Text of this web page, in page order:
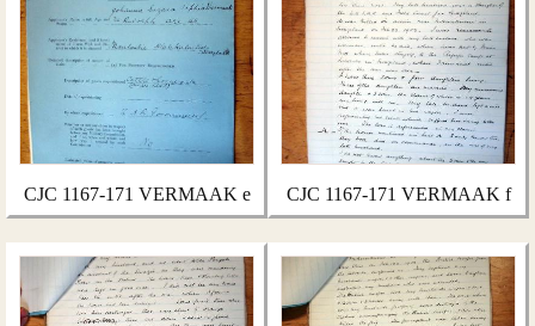
CJC 1167-171 VERMAAK e CJC 1167-171 VERMAAK f